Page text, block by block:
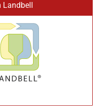
Landbell